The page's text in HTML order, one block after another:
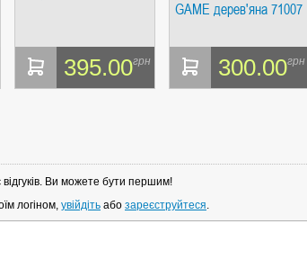
395.00грн
GAME дерев'яна 71007
300.00грн
Ви можете бути першим!
логіном, увійдіть або зареєструйтеся.